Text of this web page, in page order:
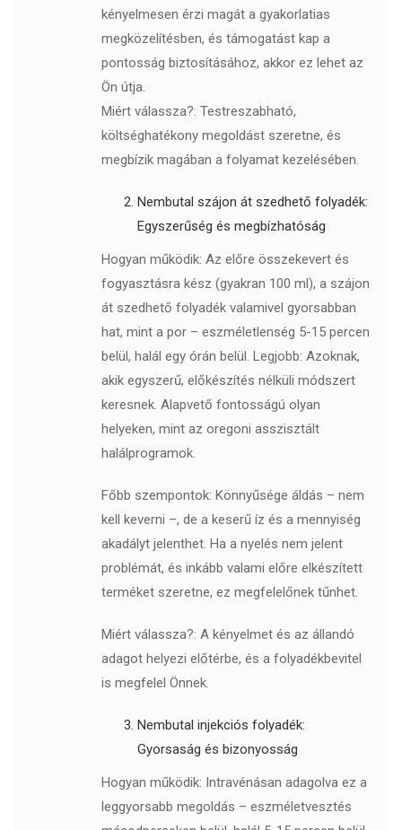
kényelmesen érzi magát a gyakorlatias
megközelítésben, és támogatást kap a
pontosság biztosításához, akkor ez lehet az
Ön útja.
Miért válassza?: Testreszabható,
költséghatékony megoldást szeretne, és
megbízik magában a folyamat kezelésében.
Nembutal szájon át szedhető folyadék:
Egyszerűség és megbízhatóság
Hogyan működik: Az előre összekevert és
fogyasztásra kész (gyakran 100 ml), a szájon
át szedhető folyadék valamivel gyorsabban
hat, mint a por – eszméletlenség 5-15 percen
belül, halál egy órán belül. Legjobb: Azoknak,
akik egyszerű, előkészítés nélküli módszert
keresnek. Alapvető fontosságú olyan
helyeken, mint az oregoni asszisztált
halálprogramok.
Főbb szempontok: Könnyűsége áldás – nem
kell keverni –, de a keserű íz és a mennyiség
akadályt jelenthet. Ha a nyelés nem jelent
problémát, és inkább valami előre elkészített
terméket szeretne, ez megfelelőnek tűnhet.
Miért válassza?: A kényelmet és az állandó
adagot helyezi előtérbe, és a folyadékbevitel
is megfelel Önnek.
Nembutal injekciós folyadék:
Gyorsaság és bizonyosság
Hogyan működik: Intravénásan adagolva ez a
leggyorsabb megoldás – eszméletvesztés